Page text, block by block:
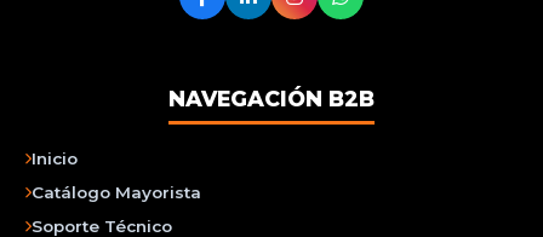
NAVEGACIÓN B2B
Inicio
Catálogo Mayorista
Soporte Técnico